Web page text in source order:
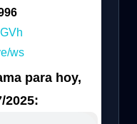
ws
para hoy,
2025: